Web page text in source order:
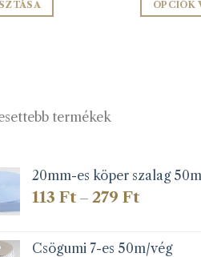
OPCIÓK
termékek
20mm-es köper szalag
113Ft – 279Ft
279 Ft
Csögumi 7-es 50m/vég